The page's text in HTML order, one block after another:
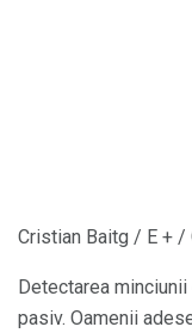
Cristian Baitg / E + /
Detectarea
pasiv. Oamenii